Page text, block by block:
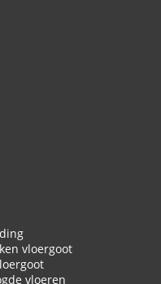
vloergoot
vloeren